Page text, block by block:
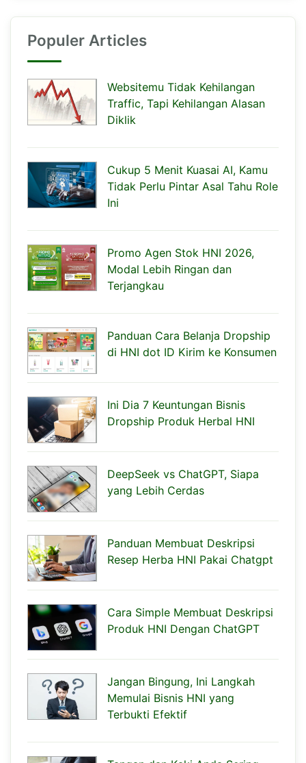
Populer Articles
Websitemu Tidak Kehilangan
Traffic, Tapi Kehilangan Alasan
Diklik
Cukup 5 Menit Kuasai AI, Kamu
Tidak Perlu Pintar Asal Tahu Role
Ini
Promo Agen Stok HNI 2026,
Modal Lebih Ringan dan
Terjangkau
Panduan Cara Belanja Dropship
di HNI dot ID Kirim ke Konsumen
Ini Dia 7 Keuntungan Bisnis
Dropship Produk Herbal HNI
DeepSeek vs ChatGPT, Siapa
yang Lebih Cerdas
Panduan Membuat Deskripsi
Resep Herba HNI Pakai Chatgpt
Cara Simple Membuat Deskripsi
Produk HNI Dengan ChatGPT
Jangan Bingung, Ini Langkah
Memulai Bisnis HNI yang
Terbukti Efektif